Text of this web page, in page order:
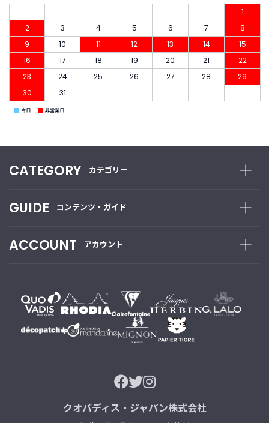
1
2
3 4 5 6 7
8
9
10 11 12 13 14
15
16
17 18 19 20 21
22
23
24 25 26 27 28
29
30
31
■ 今日 ■ 非営業日
CATEGORY カテゴリー
GUIDE コンテンツ・ガイド
ACCOUNT アカウント
クオバディス・ジャパン株式会社